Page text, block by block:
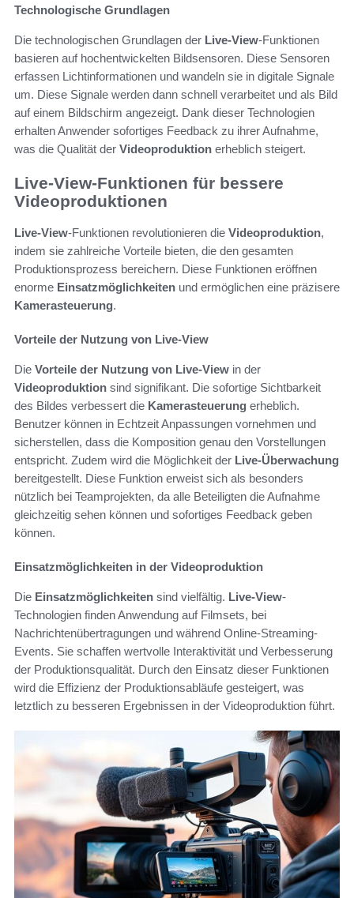
Technologische Grundlagen
Die technologischen Grundlagen der Live-View-Funktionen
basieren auf hochentwickelten Bildsensoren. Diese Sensoren
erfassen Lichtinformationen und wandeln sie in digitale Signale
um. Diese Signale werden dann schnell verarbeitet und als Bild
auf einem Bildschirm angezeigt. Dank dieser Technologien
erhalten Anwender sofortiges Feedback zu ihrer Aufnahme,
was die Qualität der Videoproduktion erheblich steigert.
Live-View-Funktionen für bessere
Videoproduktionen
Live-View-Funktionen revolutionieren die Videoproduktion,
indem sie zahlreiche Vorteile bieten, die den gesamten
Produktionsprozess bereichern. Diese Funktionen eröffnen
enorme Einsatzmöglichkeiten und ermöglichen eine präzisere
Kamerasteuerung.
Vorteile der Nutzung von Live-View
Die Vorteile der Nutzung von Live-View in der
Videoproduktion sind signifikant. Die sofortige Sichtbarkeit
des Bildes verbessert die Kamerasteuerung erheblich.
Benutzer können in Echtzeit Anpassungen vornehmen und
sicherstellen, dass die Komposition genau den Vorstellungen
entspricht. Zudem wird die Möglichkeit der Live-Überwachung
bereitgestellt. Diese Funktion erweist sich als besonders
nützlich bei Teamprojekten, da alle Beteiligten die Aufnahme
gleichzeitig sehen können und sofortiges Feedback geben
können.
Einsatzmöglichkeiten in der Videoproduktion
Die Einsatzmöglichkeiten sind vielfältig. Live-View-
Technologien finden Anwendung auf Filmsets, bei
Nachrichtenübertragungen und während Online-Streaming-
Events. Sie schaffen wertvolle Interaktivität und Verbesserung
der Produktionsqualität. Durch den Einsatz dieser Funktionen
wird die Effizienz der Produktionsabläufe gesteigert, was
letztlich zu besseren Ergebnissen in der Videoproduktion führt.